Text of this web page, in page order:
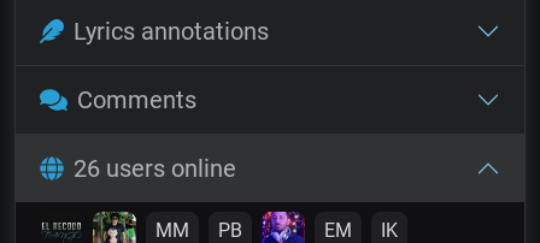
Lyrics annotations
Comments
26 users online
MM PB EM IK